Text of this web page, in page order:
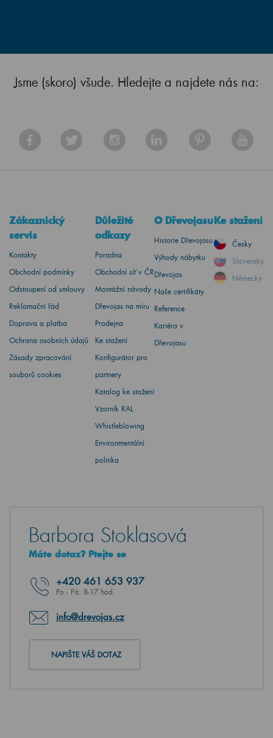
Jsme (skoro) všude. Hledejte a najdete nás na:
Zákaznický
servis
Kontakty
Obchodní podmínky
Odstoupení od smlouvy
Reklamační řád
Doprava a platba
Ochrana osobních údajů
Zásady zpracování
souborů cookies
Důležité
odkazy
Poradna
Obchodní síť v ČR
Montážní návody
Dřevojas na míru
Prodejna
Ke stažení
Konfigurátor pro
partnery
Katalog ke stažení
Vzorník RAL
Whistleblowing
Environmentální
politika
O Dřevojasu
Historie Dřevojasu
Výhody nábytku
Dřevojas
Naše certifikáty
Reference
Kariéra v
Dřevojasu
Ke stažení
Česky
Slovensky
Německy
Barbora Stoklasová
Máte dotaz? Ptejte se
+420 461 653 937
Po - Pá: 8-17 hod.
info@drevojas.cz
NAPIŠTE VÁŠ DOTAZ